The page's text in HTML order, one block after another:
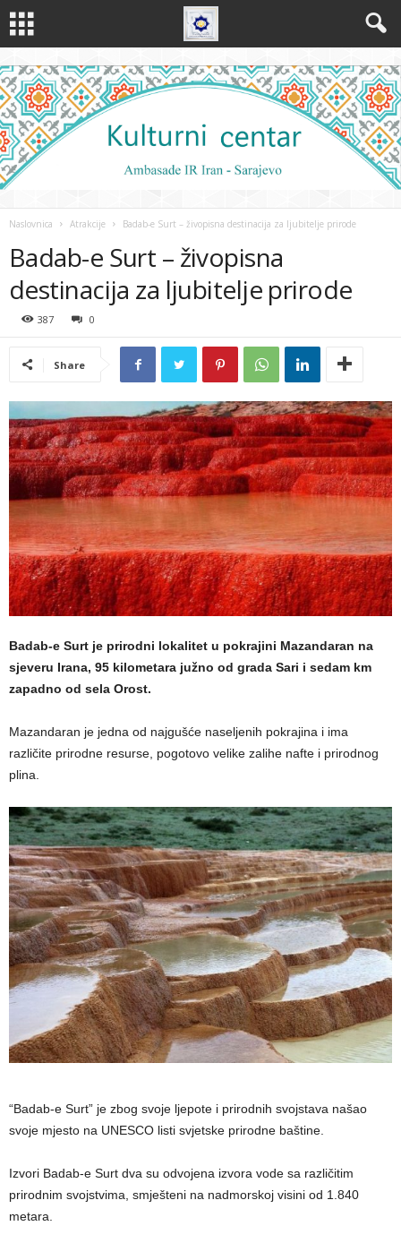
Naslovnica Atrakcije Badab-e Surt – živopisna destinacija za ljubitelje prirode
Badab-e Surt – živopisna
destinacija za ljubitelje prirode
387 0
Share
Badab-e Surt je prirodni lokalitet u pokrajini Mazandaran na
sjeveru Irana, 95 kilometara južno od grada Sari i sedam km
zapadno od sela Orost.
Mazandaran je jedna od najgušće naseljenih pokrajina i ima
različite prirodne resurse, pogotovo velike zalihe nafte i prirodnog
plina.
“Badab-e Surt” je zbog svoje ljepote i prirodnih svojstava našao
svoje mjesto na UNESCO listi svjetske prirodne baštine.
Izvori Badab-e Surt dva su odvojena izvora vode sa različitim
prirodnim svojstvima, smješteni na nadmorskoj visini od 1.840
metara.